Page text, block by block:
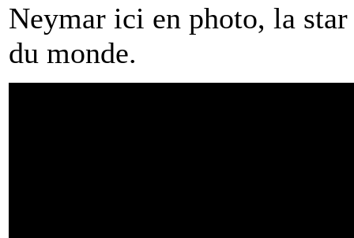
Neymar ici en photo, la
du monde.